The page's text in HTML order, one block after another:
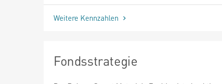
Weitere Kennzahlen
Fondsstrategie